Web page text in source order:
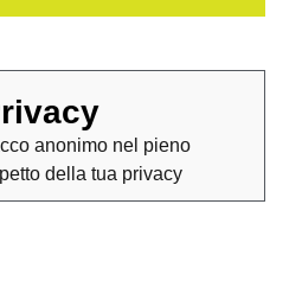
anonimo nel pieno
della tua privacy